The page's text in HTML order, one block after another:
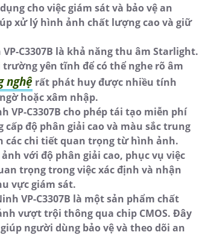
cho việc giám sát và bảo vệ an
xử lý hình ảnh chất lượng cao và giữ
C3307B là khả năng thu âm Starlight.
yên tĩnh để có thể nghe rõ âm
nghệ rất phát huy được nhiều tính
hoặc xâm nhập.
VP-C3307B cho phép tái tạo miễn phí
độ phân giải cao và màu sắc trung
các chi tiết quan trọng từ hình ảnh.
với độ phân giải cao, phục vụ việc
trọng trong việc xác định và nhận
vực giám sát.
VP-C3307B là một sản phẩm chất
vượt trội thông qua chip CMOS. Đây
người dùng bảo vệ và theo dõi an